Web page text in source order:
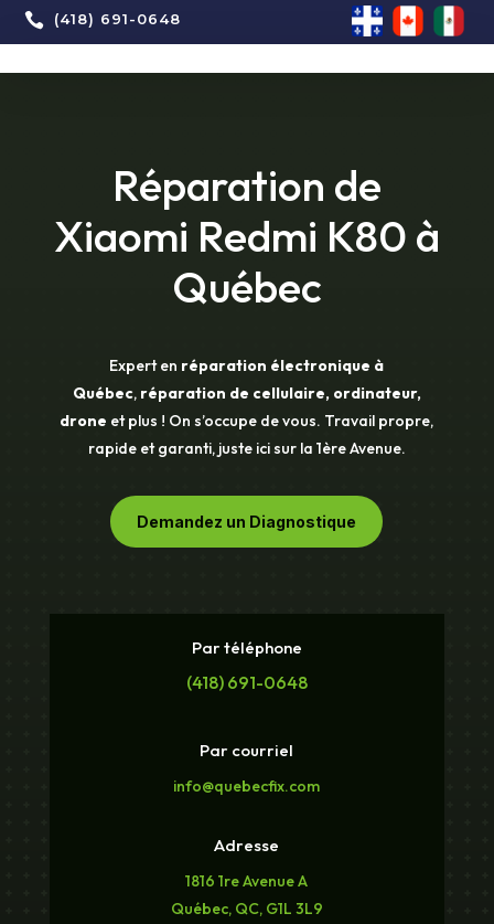
 (418) 691-0648
Réparation de
Xiaomi Redmi K80 à
Québec
Expert en réparation électronique à
Québec, réparation de cellulaire, ordinateur,
drone et plus ! On s’occupe de vous. Travail propre,
rapide et garanti, juste ici sur la 1ère Avenue.
Demandez un Diagnostique
Par téléphone
(418) 691-0648
Par courriel
info@quebecfix.com
Adresse
1816 1re Avenue A
Québec, QC, G1L 3L9